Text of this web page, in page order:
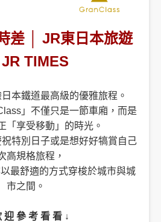
差
JR東日本旅遊
TIMES
本鐵道最高級的優雅旅程。
」不僅只是一節車廂，而是
「享受移動」的時光。
特別日子或是想好好犒賞自己
高規格旅程，
最舒適的方式穿梭於城市與城
市之間。
迎 參 考 看 看 ↓